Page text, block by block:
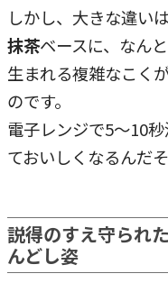
しかし、大きな違い
抹茶ベースに、なんと
生まれる複雑なこく
のです。
電子レンジで5～10
ておいしくなるんだ
説得のすえ守られ
んどし姿